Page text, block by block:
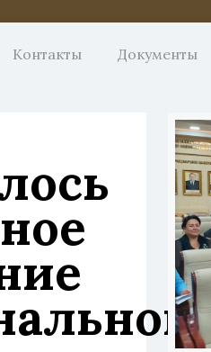
Контакты Документы